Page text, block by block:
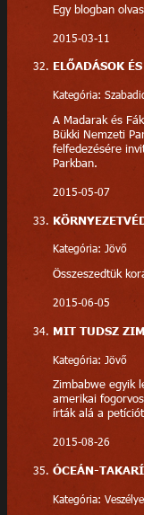
Egy blogban
2015-03-11
ELŐADÁSOK
Kategória:
A Madarak és
Bükki Nemzeti
felfedezésére
Parkban.
2015-05-07
Kategória: Jövő
Összeszedtük
2015-06-05
MIT TUDSZ
Kategória: Jövő
Zimbabwe egyik
amerikai
írták alá a
2015-08-26
ÓCEÁN-
Kategória: